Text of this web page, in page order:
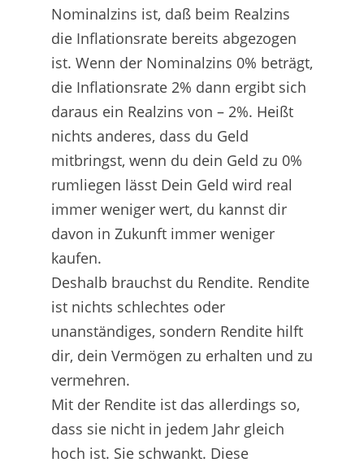
Nominalzins ist, daß beim Realzins
die Inflationsrate bereits abgezogen
ist. Wenn der Nominalzins 0% beträgt,
die Inflationsrate 2% dann ergibt sich
daraus ein Realzins von – 2%. Heißt
nichts anderes, dass du Geld
mitbringst, wenn du dein Geld zu 0%
rumliegen lässt Dein Geld wird real
immer weniger wert, du kannst dir
davon in Zukunft immer weniger
kaufen.
Deshalb brauchst du Rendite. Rendite
ist nichts schlechtes oder
unanständiges, sondern Rendite hilft
dir, dein Vermögen zu erhalten und zu
vermehren.
Mit der Rendite ist das allerdings so,
dass sie nicht in jedem Jahr gleich
hoch ist. Sie schwankt. Diese